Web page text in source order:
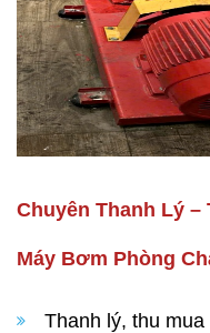
Chuyên Thanh Lý –
Máy Bơm Phòng
Thanh lý, thu